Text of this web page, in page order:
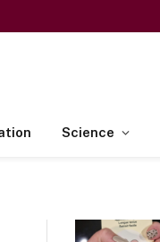
Science